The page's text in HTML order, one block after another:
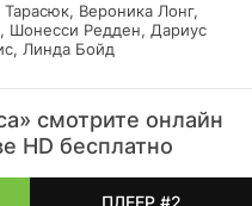
Вероника Лонг,
Шонесси Редден, Дариус
Линда Бойд
смотрите онлайн
HD бесплатно
ПЛЕЕР #2